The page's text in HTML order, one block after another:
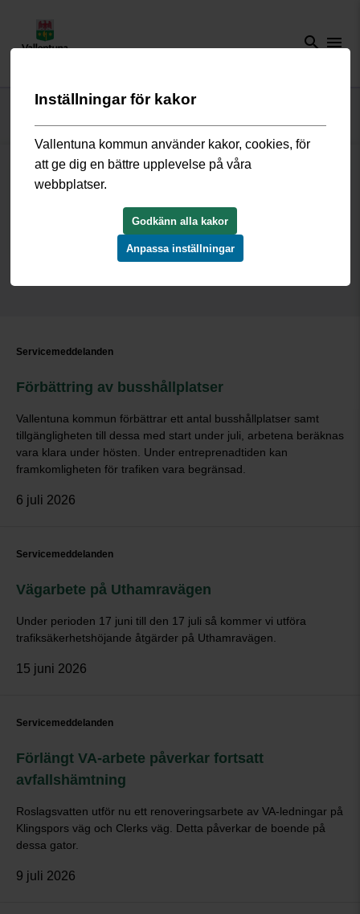
search menu
Start/Servicemeddelanden
Servicemeddelanden
Servicemeddelanden
Förbättring av busshållplatser
Vallentuna kommun förbättrar ett antal busshållplatser samt
tillgängligheten till dessa med start under juli, arbetena beräknas
vara klara under hösten. Under entreprenadtiden kan
framkomligheten för trafiken vara begränsad.
6 juli 2026
Servicemeddelanden
Vägarbete på Uthamravägen
Under perioden 17 juni till den 17 juli så kommer vi utföra
trafiksäkerhetshöjande åtgärder på Uthamravägen.
15 juni 2026
Servicemeddelanden
Förlängt VA-arbete påverkar fortsatt
avfallshämtning
Roslagsvatten utför nu ett renoveringsarbete av VA-ledningar på
Klingspors väg och Clerks väg. Detta påverkar de boende på
dessa gator.
9 juli 2026
Inställningar för kakor
Vallentuna kommun använder kakor, cookies, för
att ge dig en bättre upplevelse på våra
webbplatser.
Godkänn alla kakor
Anpassa inställningar